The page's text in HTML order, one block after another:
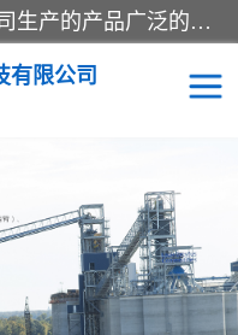
江苏国胜石化装备科技有限公司生产的产品广泛的应用于石油、石化等行业中，产品种类齐全，其中包括装卸鹤管、汽车鹤管、火车鹤管、装车鹤管、卸车鹤管、上装鹤管、下装鹤管、lng鹤管、发油鹤管、液氨鹤管、液化气鹤管等，我们生产的产品质量上乘，价格实惠，服务好，买鹤管就到国胜石化装备！
有限公司
鹤管活动梯